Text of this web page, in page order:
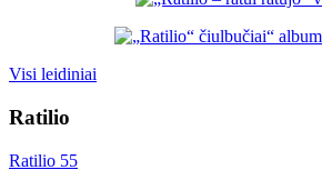
Visi leidiniai
Ratilio
Ratilio 55